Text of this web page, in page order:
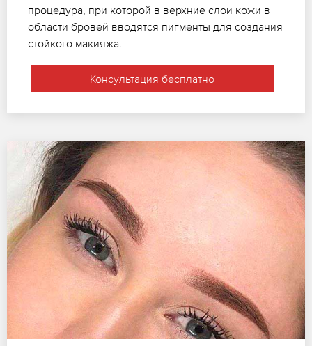
процедура, при которой в верхние слои кожи в
области бровей вводятся пигменты для создания
стойкого макияжа.
Консультация бесплатно